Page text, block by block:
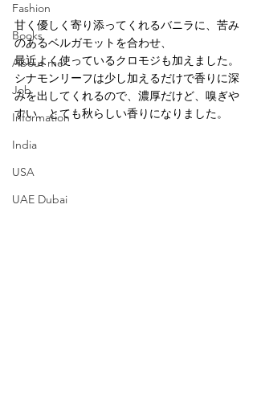
Fashion
Books
About me
Job
Information
India
USA
UAE Dubai
甘く優しく寄り添ってくれるバニラに、苦み
のあるベルガモットを合わせ、
最近よく使っているクロモジも加えました。
シナモンリーフは少し加えるだけで香りに深
みを出してくれるので、濃厚だけど、嗅ぎや
すい、とても秋らしい香りになりました。